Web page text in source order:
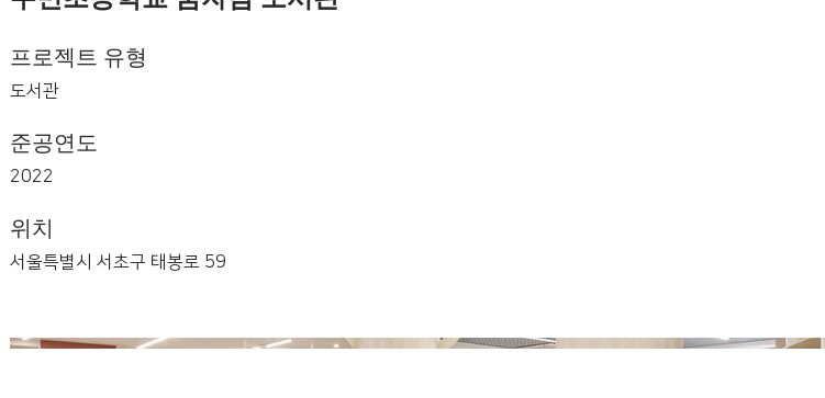
프로젝트 유형
도서관
준공연도
2022
위치
서울특별시 서초구 태봉로 59